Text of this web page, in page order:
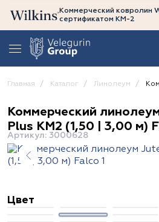
Коммерческий ковролин
сертификатом КМ-2
Главная Каталог Линолеум
Коммерческий
Plus КМ2 (1,50 | 3,00 м)
Артикул: 3000628
Цвет